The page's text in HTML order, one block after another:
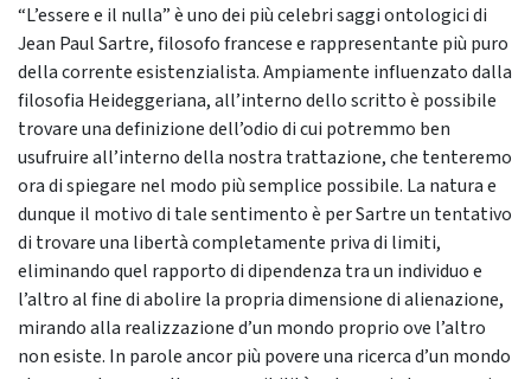
“L’essere e il nulla” è uno dei più celebri saggi ontologici di
Jean Paul Sartre, filosofo francese e rappresentante più puro
della corrente esistenzialista. Ampiamente influenzato dalla
filosofia Heideggeriana, all’interno dello scritto è possibile
trovare una definizione dell’odio di cui potremmo ben
usufruire all’interno della nostra trattazione, che tenteremo
ora di spiegare nel modo più semplice possibile. La natura e
dunque il motivo di tale sentimento è per Sartre un tentativo
di trovare una libertà completamente priva di limiti,
eliminando quel rapporto di dipendenza tra un individuo e
l’altro al fine di abolire la propria dimensione di alienazione,
mirando alla realizzazione d’un mondo proprio ove l’altro
non esiste. In parole ancor più povere una ricerca d’un mondo